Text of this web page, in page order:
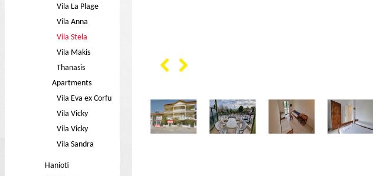
Vila La Plage
Vila Anna
Vila Stela
Vila Makis
Thanasis
Apartments
Vila Eva ex Corfu
Vila Vicky
Vila Vicky
Vila Sandra
Hanioti